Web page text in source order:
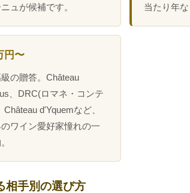
ュが候補です。
当たり年な
円〜
の贈答。Château
、DRC(ロマネ・コンテ
Château d'Yquemなど、
ワイン愛好家憧れの一
相手別の選び方